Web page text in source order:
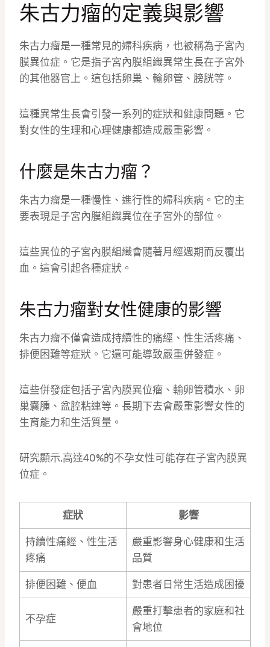
朱古力瘤的定義與影響
朱古力瘤是一種常見的婦科疾病，也被稱為子宮內
膜異位症。它是指子宮內膜組織異常生長在子宮外
的其他器官上。這包括卵巢、輸卵管、膀胱等。
這種異常生長會引發一系列的症狀和健康問題。它
對女性的生理和心理健康都造成嚴重影響。
什麼是朱古力瘤？
朱古力瘤是一種慢性、進行性的婦科疾病。它的主
要表現是子宮內膜組織異位在子宮外的部位。
這些異位的子宮內膜組織會隨著月經週期而反覆出
血。這會引起各種症狀。
朱古力瘤對女性健康的影響
朱古力瘤不僅會造成持續性的痛經、性生活疼痛、
排便困難等症狀。它還可能導致嚴重併發症。
這些併發症包括子宮內膜異位瘤、輸卵管積水、卵
巢囊腫、盆腔粘連等。長期下去會嚴重影響女性的
生育能力和生活質量。
研究顯示,高達40%的不孕女性可能存在子宮內膜異
位症。
症狀 影響
持續性痛經、性生活
疼痛
嚴重影響身心健康和生活
品質
排便困難、便血 對患者日常生活造成困擾
不孕症
嚴重打擊患者的家庭和社
會地位